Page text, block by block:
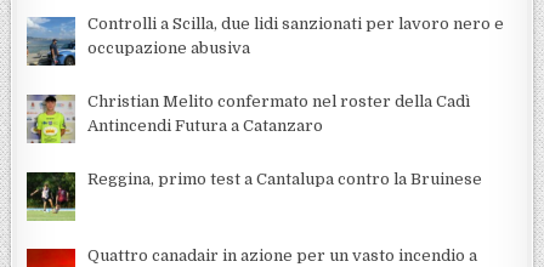
Controlli a Scilla, due lidi sanzionati per lavoro nero e
occupazione abusiva
Christian Melito confermato nel roster della Cadì
Antincendi Futura a Catanzaro
Reggina, primo test a Cantalupa contro la Bruinese
Quattro canadair in azione per un vasto incendio a